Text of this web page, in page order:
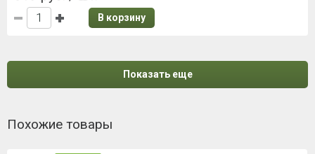
В корзину
Показать еще
Похожие товары